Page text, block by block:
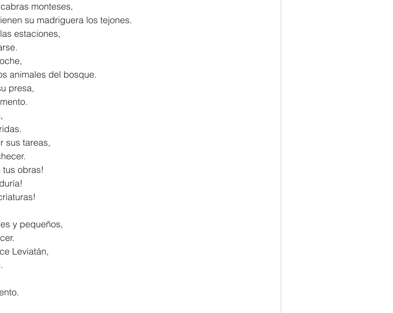
monteses,
su madriguera los tejones.
estaciones,
los animales del bosque.
presa,
sus tareas,
tus obras!
y pequeños,
Leviatán,